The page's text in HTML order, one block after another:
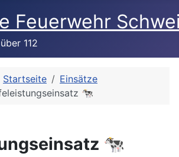
Feuerwehr
112
Startseite
Einsätze
🐄
🐄